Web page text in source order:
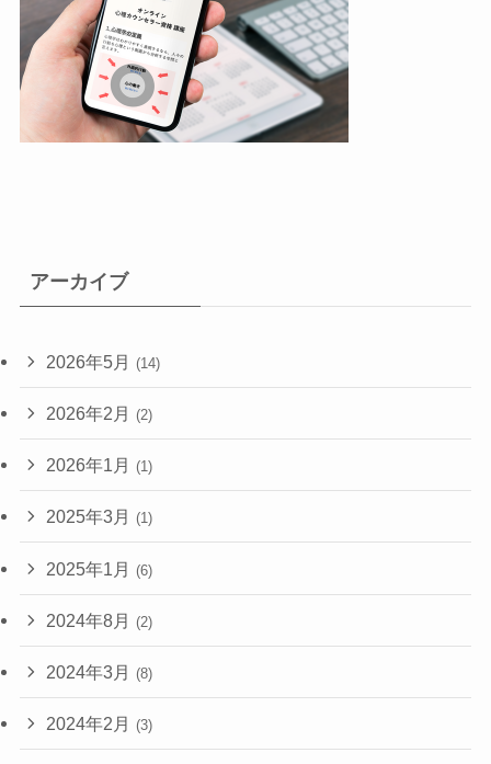
アーカイブ
2026年5月 (14)
2026年2月 (2)
2026年1月 (1)
2025年3月 (1)
2025年1月 (6)
2024年8月 (2)
2024年3月 (8)
2024年2月 (3)